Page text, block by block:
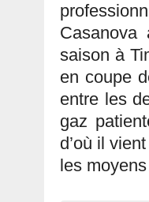
saison à
en coupe
entre les
gaz
d’où il
les